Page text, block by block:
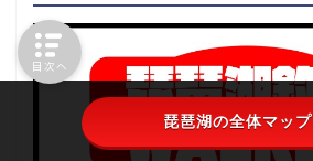
琵琶湖の全体マップ
目次へ